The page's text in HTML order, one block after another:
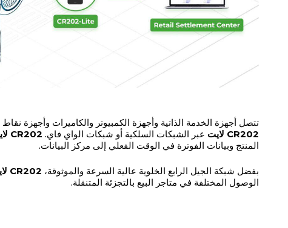
تتصل أجهزة الخدمة الذاتية وأجهزة الكمبيوتر والكاميرات وأجهزة
CR202 لايت
عبر الشبكات السلكية أو شبكات الواي فاي. CR202 لايت
المنتج وبيانات الفوترة في الوقت الفعلي إلى مركز البيانات.
بفضل شبكة الجيل الرابع الخلوية عالية السرعة والموثوقة، CR202 لايت
الوصول المختلفة في متاجر البيع بالتجزئة المتنقلة.